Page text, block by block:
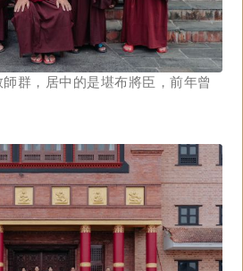
群，居中的是堪布將臣，前年曾